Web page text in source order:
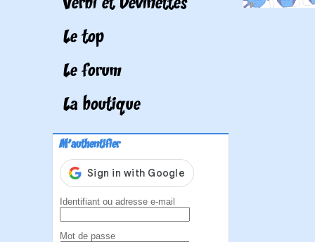
Verbi et Devinettes
Le top
Le forum
La boutique
M'authentifier
Identifiant ou adresse e-mail
Mot de passe